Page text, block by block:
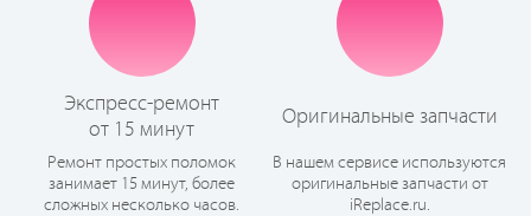
Экспресс-ремонт
от 15 минут
Ремонт простых поломок
занимает 15 минут, более
сложных несколько часов.
Оригинальные запчасти
В нашем сервисе используются
оригинальные запчасти от
iReplace.ru.